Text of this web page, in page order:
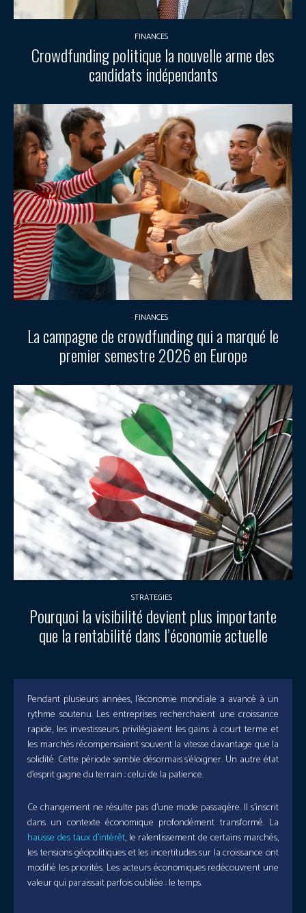
FINANCES
Crowdfunding politique la nouvelle arme des
candidats indépendants
FINANCES
La campagne de crowdfunding qui a marqué le
premier semestre 2026 en Europe
STRATEGIES
Pourquoi la visibilité devient plus importante
que la rentabilité dans l’économie actuelle
Pendant plusieurs années, l’économie mondiale a avancé à un
rythme soutenu. Les entreprises recherchaient une croissance
rapide, les investisseurs privilégiaient les gains à court terme et
les marchés récompensaient souvent la vitesse davantage que la
solidité. Cette période semble désormais s’éloigner. Un autre état
d’esprit gagne du terrain : celui de la patience.
Ce changement ne résulte pas d’une mode passagère. Il s’inscrit
dans un contexte économique profondément transformé. La
hausse des taux d’intérêt, le ralentissement de certains marchés,
les tensions géopolitiques et les incertitudes sur la croissance ont
modifié les priorités. Les acteurs économiques redécouvrent une
valeur qui paraissait parfois oubliée : le temps.